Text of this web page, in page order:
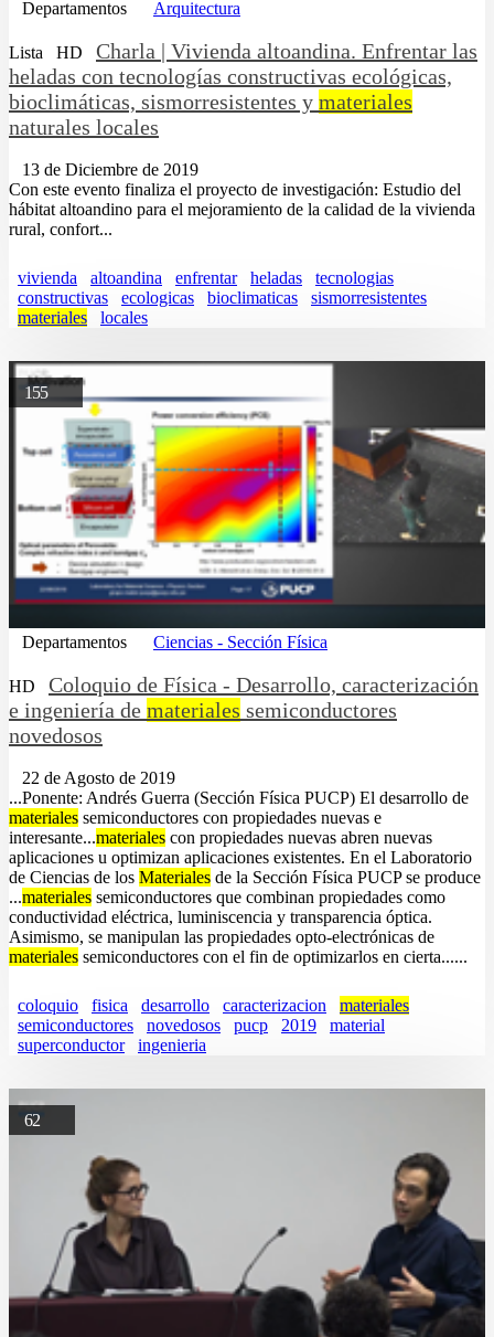
Departamentos Arquitectura
Lista HD
Charla | Vivienda altoandina. Enfrentar las
heladas con tecnologías constructivas ecológicas,
bioclimáticas, sismorresistentes y materiales
naturales locales
13 de Diciembre de 2019
Con este evento finaliza el proyecto de investigación: Estudio del
hábitat altoandino para el mejoramiento de la calidad de la vivienda
rural, confort...
vivienda altoandina enfrentar heladas
tecnologias
constructivas
ecologicas bioclimaticas
sismorresistentes
materiales
locales
155
Departamentos Ciencias - Sección Física
HD
Coloquio de Física - Desarrollo, caracterización
e ingeniería de materiales semiconductores
novedosos
22 de Agosto de 2019
...Ponente: Andrés Guerra (Sección Física PUCP) El desarrollo de
materiales semiconductores con propiedades nuevas e
interesante...materiales con propiedades nuevas abren nuevas
aplicaciones u optimizan aplicaciones existentes. En el Laboratorio
de Ciencias de los Materiales de la Sección Física PUCP se produce
...materiales semiconductores que combinan propiedades como
conductividad eléctrica, luminiscencia y transparencia óptica.
Asimismo, se manipulan las propiedades opto-electrónicas de
materiales semiconductores con el fin de optimizarlos en cierta......
coloquio fisica desarrollo caracterizacion
materiales
semiconductores
novedosos pucp 2019
material
superconductor
ingenieria
62